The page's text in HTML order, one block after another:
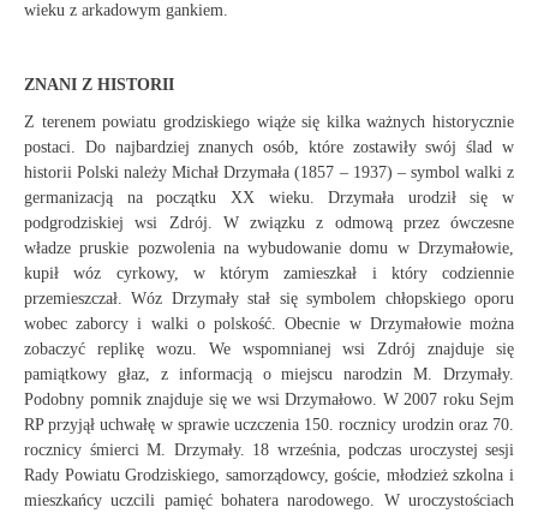
wieku z arkadowym gankiem.
ZNANI Z HISTORII
Z terenem powiatu grodziskiego wiąże się kilka ważnych historycznie
postaci. Do najbardziej znanych osób, które zostawiły swój ślad w
historii Polski należy Michał Drzymała (1857 – 1937) – symbol walki z
germanizacją na początku XX wieku. Drzymała urodził się w
podgrodziskiej wsi Zdrój. W związku z odmową przez ówczesne
władze pruskie pozwolenia na wybudowanie domu w Drzymałowie,
kupił wóz cyrkowy, w którym zamieszkał i który codziennie
przemieszczał. Wóz Drzymały stał się symbolem chłopskiego oporu
wobec zaborcy i walki o polskość. Obecnie w Drzymałowie można
zobaczyć replikę wozu. We wspomnianej wsi Zdrój znajduje się
pamiątkowy głaz, z informacją o miejscu narodzin M. Drzymały.
Podobny pomnik znajduje się we wsi Drzymałowo. W 2007 roku Sejm
RP przyjął uchwałę w sprawie uczczenia 150. rocznicy urodzin oraz 70.
rocznicy śmierci M. Drzymały. 18 września, podczas uroczystej sesji
Rady Powiatu Grodziskiego, samorządowcy, goście, młodzież szkolna i
mieszkańcy uczcili pamięć bohatera narodowego. W uroczystościach